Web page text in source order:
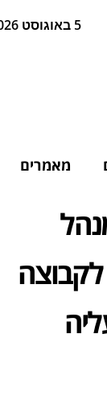
5 באוגוסט 2026 4:18
מאמרים